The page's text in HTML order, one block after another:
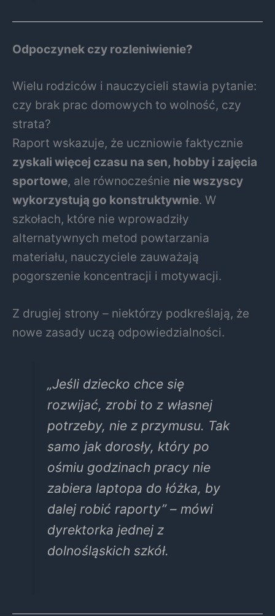
Odpoczynek czy rozleniwienie?
Wielu rodziców i nauczycieli stawia pytanie:
czy brak prac domowych to wolność, czy
strata?
Raport wskazuje, że uczniowie faktycznie
zyskali więcej czasu na sen, hobby i zajęcia
sportowe, ale równocześnie nie wszyscy
wykorzystują go konstruktywnie. W
szkołach, które nie wprowadziły
alternatywnych metod powtarzania
materiału, nauczyciele zauważają
pogorszenie koncentracji i motywacji.
Z drugiej strony – niektórzy podkreślają, że
nowe zasady uczą odpowiedzialności.
„Jeśli dziecko chce się
rozwijać, zrobi to z własnej
potrzeby, nie z przymusu. Tak
samo jak dorosły, który po
ośmiu godzinach pracy nie
zabiera laptopa do łóżka, by
dalej robić raporty” – mówi
dyrektorka jednej z
dolnośląskich szkół.